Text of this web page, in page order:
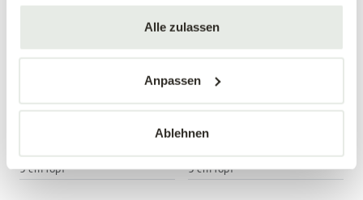
Alle zulassen
Anpassen
Ablehnen
Großblumiges
Stiefmütterchen, blau
Viola wittrockiana Hybriden
3,89 €
3 Stück/Packung
9 cm Topf
Mengen-
Großblumiges
Stiefmütterchen, gelb
Viola wittrockiana Hybriden
3 Stück/Packung
9 cm Topf